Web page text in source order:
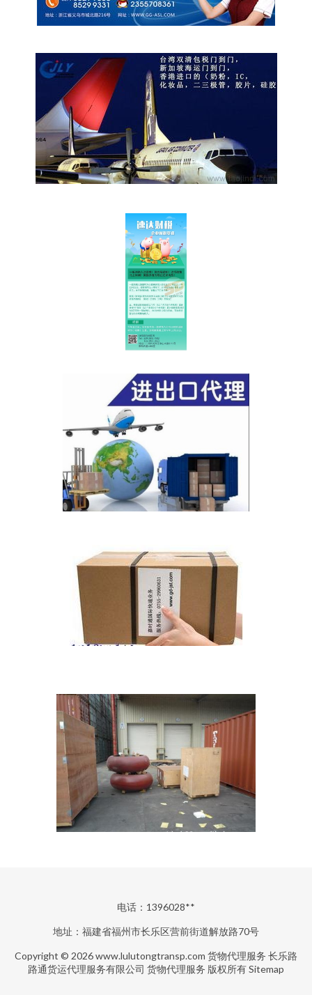
电话：1396028**
地址：福建省福州市长乐区营前街道解放路70号
Copyright © 2026www.lulutongtransp.com 货物代理服务 长乐路
路通货运代理服务有限公司 货物代理服务 版权所有Sitemap